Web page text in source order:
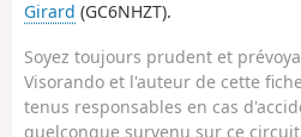
Girard (GC6NHZT).
Soyez toujours prudent et
Visorando et l'auteur de cette
tenus responsables en cas
quelconque survenu sur ce